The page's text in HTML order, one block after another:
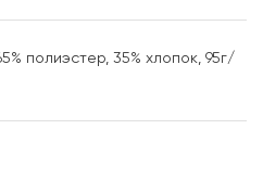
полиэстер, 35% хлопок, 95г/